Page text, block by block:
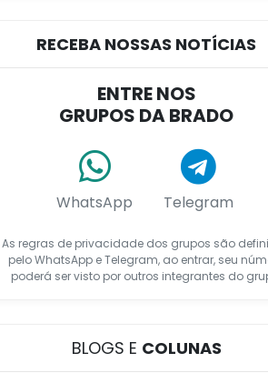
RECEBA NOSSAS NOTÍCIAS
ENTRE NOS
GRUPOS DA BRADO
WhatsApp Telegram
As regras de privacidade dos grupos são
pelo WhatsApp e Telegram, ao entrar, seu
poderá ser visto por outros integrantes do
BLOGS E COLUNAS